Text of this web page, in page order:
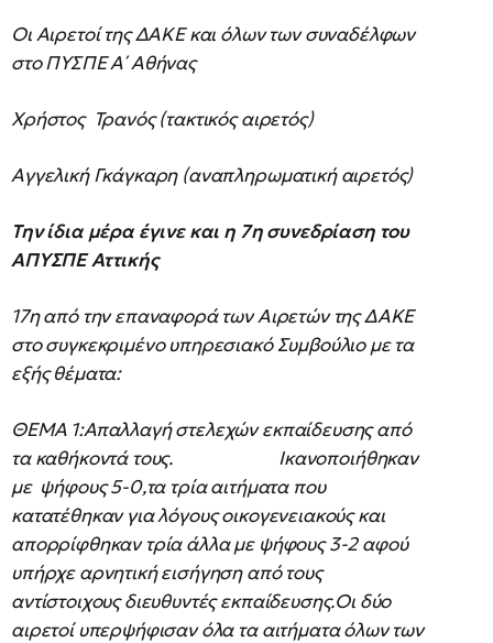
Οι Αιρετοί της ΔΑΚΕ και όλων των συναδέλφων
στο ΠΥΣΠΕ Α΄ Αθήνας
Xρήστος Τρανός (τακτικός αιρετός)
Αγγελική Γκάγκαρη (αναπληρωματική αιρετός)
Την ίδια μέρα έγινε και η 7η συνεδρίαση του
ΑΠΥΣΠΕ Αττικής
17η από την επαναφορά των Αιρετών της ΔΑΚΕ
στο συγκεκριμένο υπηρεσιακό Συμβούλιο με τα
εξής θέματα:
ΘΕΜΑ 1:Απαλλαγή στελεχών εκπαίδευσης από
τα καθήκοντά τους. Ικανοποιήθηκαν
με ψήφους 5-0,τα τρία αιτήματα που
κατατέθηκαν για λόγους οικογενειακούς και
απορρίφθηκαν τρία άλλα με ψήφους 3-2 αφού
υπήρχε αρνητική εισήγηση από τους
αντίστοιχους διευθυντές εκπαίδευσης.Οι δύο
αιρετοί υπερψήφισαν όλα τα αιτήματα όλων των